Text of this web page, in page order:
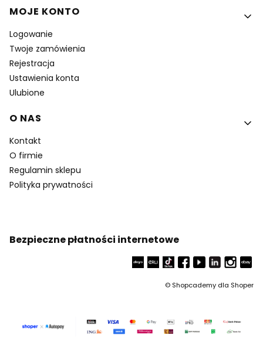
MOJE KONTO
Logowanie
Twoje zamówienia
Rejestracja
Ustawienia konta
Ulubione
O NAS
Kontakt
O firmie
Regulamin sklepu
Polityka prywatności
Bezpieczne płatności internetowe
© Shopcademy dla Shoper